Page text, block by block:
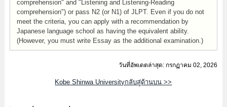
comprehension" and "Listening and Listening-Reading
comprehension") or pass N2 (or N1) of JLPT. Even if you do not
meet the criteria, you can apply with a recommendation by
Japanese language school as having the equivalent ability.
(However, you must write Essay as the additional examination.)
วันที่อัพเดตล่าสุด: กรกฏาคม 02, 2026
Kobe Shinwa Universityกลับสู่ด้านบน >>